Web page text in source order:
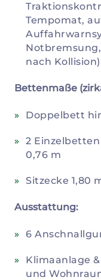
Tempomat,
nach Kollision)
Bettenmaße
Doppelbett
2 Einzelbetten
0,76 m
Sitzecke 1,80
Ausstattung:
6
Klimaanlage
und